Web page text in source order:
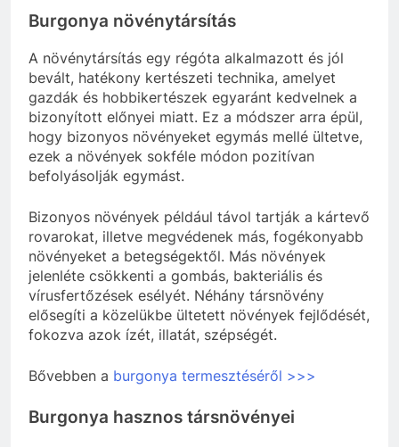
Burgonya növénytársítás
A növénytársítás egy régóta alkalmazott és jól
bevált, hatékony kertészeti technika, amelyet
gazdák és hobbikertészek egyaránt kedvelnek a
bizonyított előnyei miatt. Ez a módszer arra épül,
hogy bizonyos növényeket egymás mellé ültetve,
ezek a növények sokféle módon pozitívan
befolyásolják egymást.
Bizonyos növények például távol tartják a kártevő
rovarokat, illetve megvédenek más, fogékonyabb
növényeket a betegségektől. Más növények
jelenléte csökkenti a gombás, bakteriális és
vírusfertőzések esélyét. Néhány társnövény
elősegíti a közelükbe ültetett növények fejlődését,
fokozva azok ízét, illatát, szépségét.
Bővebben a burgonya termesztéséről >>>
Burgonya hasznos társnövényei